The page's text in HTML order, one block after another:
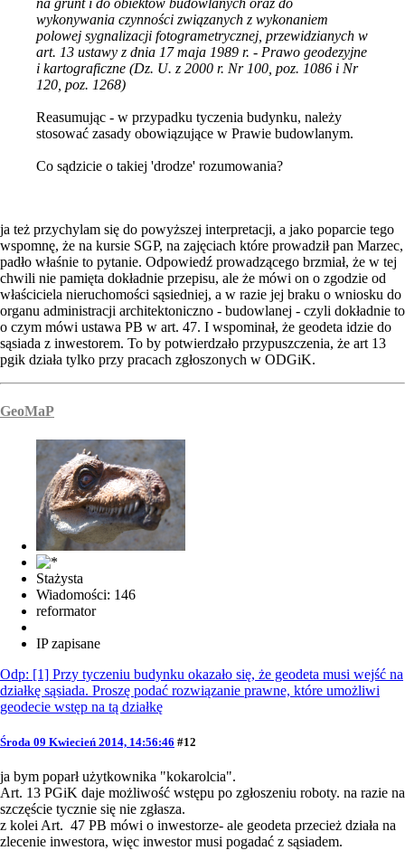
na grunt i do obiektów budowlanych oraz do
wykonywania czynności związanych z wykonaniem
polowej sygnalizacji fotogrametrycznej, przewidzianych w
art. 13 ustawy z dnia 17 maja 1989 r. - Prawo geodezyjne
i kartograficzne (Dz. U. z 2000 r. Nr 100, poz. 1086 i Nr
120, poz. 1268)
Reasumując - w przypadku tyczenia budynku, należy
stosować zasady obowiązujące w Prawie budowlanym.
Co sądzicie o takiej 'drodze' rozumowania?
ja też przychylam się do powyższej interpretacji, a jako poparcie tego
wspomnę, że na kursie SGP, na zajęciach które prowadził pan Marzec,
padło właśnie to pytanie. Odpowiedź prowadzącego brzmiał, że w tej
chwili nie pamięta dokładnie przepisu, ale że mówi on o zgodzie od
właściciela nieruchomości sąsiedniej, a w razie jej braku o wniosku do
organu administracji architektoniczno - budowlanej - czyli dokładnie to
o czym mówi ustawa PB w art. 47. I wspominał, że geodeta idzie do
sąsiada z inwestorem. To by potwierdzało przypuszczenia, że art 13
pgik działa tylko przy pracach zgłoszonych w ODGiK.
GeoMaP
Stażysta
Wiadomości: 146
reformator
IP zapisane
Odp: [1] Przy tyczeniu budynku okazało się, że geodeta musi wejść na
działkę sąsiada. Proszę podać rozwiązanie prawne, które umożliwi
geodecie wstęp na tą działkę
Środa 09 Kwiecień 2014, 14:56:46 #12
ja bym poparł użytkownika "kokarolcia".
Art. 13 PGiK daje możliwość wstępu po zgłoszeniu roboty. na razie na
szczęście tycznie się nie zgłasza.
z kolei Art. 47 PB mówi o inwestorze- ale geodeta przecież działa na
zlecenie inwestora, więc inwestor musi pogadać z sąsiadem.